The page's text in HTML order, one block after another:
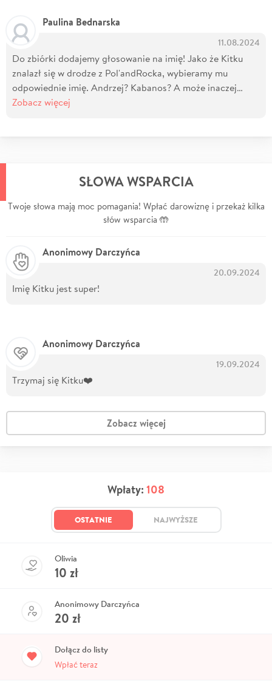
Paulina Bednarska
11.08.2024
Do zbiórki dodajemy głosowanie na imię! Jako że Kitku
znalazł się w drodze z Pol'andRocka, wybieramy mu
odpowiednie imię. Andrzej? Kabanos? A może inaczej…
Zobacz więcej
SŁOWA WSPARCIA
Twoje słowa mają moc pomagania! Wpłać darowiznę i przekaż kilka
słów wsparcia 🤲
Anonimowy Darczyńca
20.09.2024
Imię Kitku jest super!
Anonimowy Darczyńca
19.09.2024
Trzymaj się Kitku❤️
Zobacz więcej
Wpłaty: 108
OSTATNIE NAJWYŻSZE
Oliwia
10 zł
Anonimowy Darczyńca
20 zł
Dołącz do listy
Wpłać teraz